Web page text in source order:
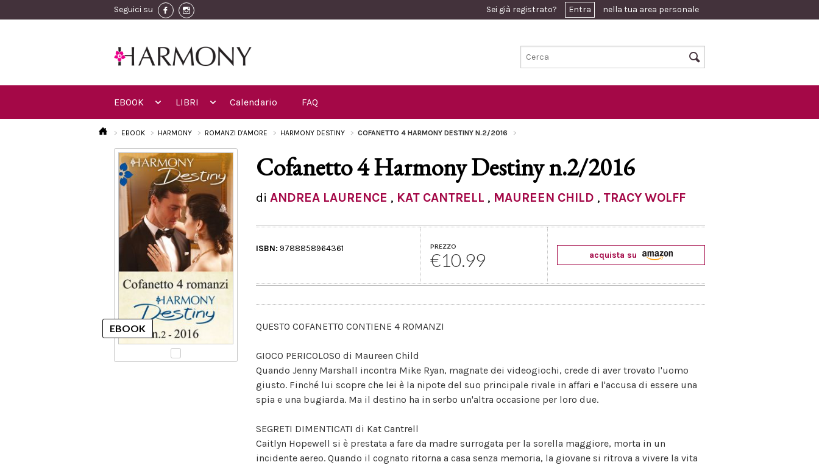
Seguici su Sei già registrato? Entra nella tua area personale
EBOOK LIBRI Calendario FAQ
EBOOK HARMONY ROMANZI D'AMORE HARMONY DESTINY COFANETTO 4 HARMONY DESTINY N.2/2016
Cofanetto 4 Harmony Destiny n.2/2016
diANDREA LAURENCE , KAT CANTRELL , MAUREEN CHILD , TRACY WOLFF
ISBN: 9788858964361 PREZZO
€10.99 acquista su
QUESTO COFANETTO CONTIENE 4 ROMANZI
GIOCO PERICOLOSO di Maureen Child
Quando Jenny Marshall incontra Mike Ryan, magnate dei videogiochi, crede di aver trovato l'uomo
giusto. Finché lui scopre che lei è la nipote del suo principale rivale in affari e l'accusa di essere una
spia e una bugiarda. Ma il destino ha in serbo un'altra occasione per loro due.
SEGRETI DIMENTICATI di Kat Cantrell
Caitlyn Hopewell si è prestata a fare da madre surrogata per la sorella maggiore, morta in un
incidente aereo. Quando il cognato ritorna a casa senza memoria, la giovane si ritrova a vivere la vita